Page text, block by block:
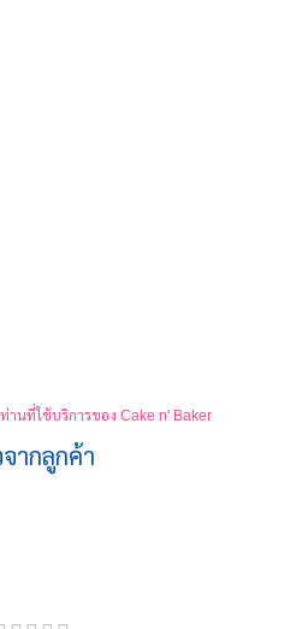
นที่ใช้บริการของ Cake n' Baker
จากลูกค้า